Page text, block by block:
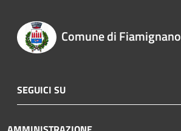
Comune di Fiamignano
SEGUICI SU